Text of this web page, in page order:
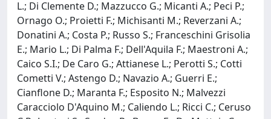
L.; Di Clemente D.; Mazzucco G.; Micanti A.; Peci P.;
Ornago O.; Proietti F.; Michisanti M.; Reverzani A.;
Donatini A.; Costa P.; Russo S.; Franceschini Grisolia
E.; Mario L.; Di Palma F.; Dell'Aquila F.; Maestroni A.;
Caico S.I.; De Caro G.; Attianese L.; Perotti S.; Cotti
Cometti V.; Astengo D.; Navazio A.; Guerri E.;
Cianflone D.; Maranta F.; Esposito N.; Malvezzi
Caracciolo D'Aquino M.; Caliendo L.; Ricci C.; Ceruso